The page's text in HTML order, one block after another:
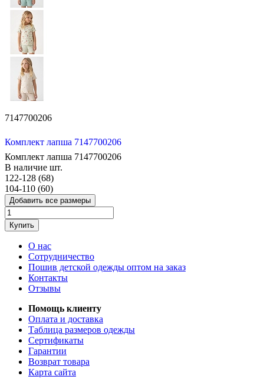
7147700206
Комплект лапша 7147700206
Комплект лапша 7147700206
В наличие шт.
122-128 (68)
104-110 (60)
Добавить все размеры
Купить
О нас
Сотрудничество
Пошив детской одежды оптом на заказ
Контакты
Отзывы
Помощь клиенту
Оплата и доставка
Таблица размеров одежды
Сертификаты
Гарантии
Возврат товара
Карта сайта